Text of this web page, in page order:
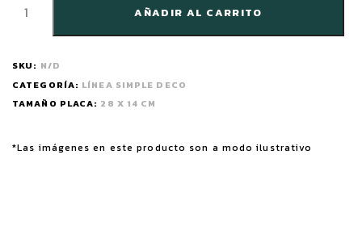
AÑADIR AL CARRITO
SKU: N/D
CATEGORÍA: LÍNEA SIMPLE DECO
TAMAÑO PLACA: 28 X 14 CM
*Las imágenes en este producto son a modo ilustrativo